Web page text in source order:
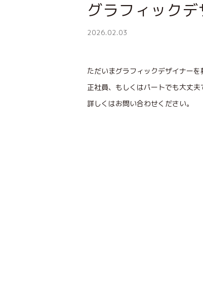
グラフィック
2026.02.03
ただいまグラフィックデザイナーを
正社員、もしくはパートでも大丈夫
詳しくはお問い合わせください。